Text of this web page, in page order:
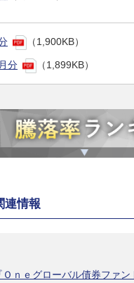
（1,900KB）
分 （1,899KB）
連情報
ｎｅグローバル債券ファン